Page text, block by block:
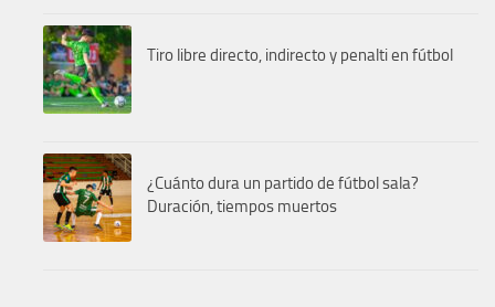
Tiro libre directo, indirecto y penalti en fútbol
¿Cuánto dura un partido de fútbol sala?
Duración, tiempos muertos